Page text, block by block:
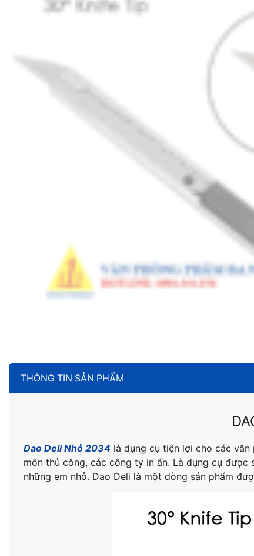
THÔNG TIN SẢN PHẨM
Dao Deli Nhỏ 2034 là dụng cụ tiện lợi cho các
môn thủ công, các công ty in ấn. Là dụng cụ được
những em nhỏ. Dao Deli là một dòng sản phẩm